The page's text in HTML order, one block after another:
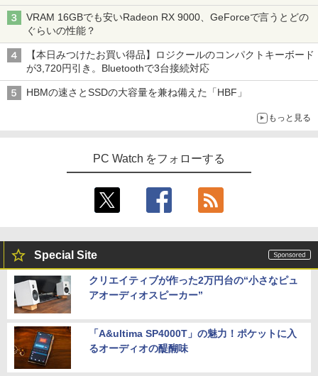
VRAM 16GBでも安いRadeon RX 9000、GeForceで言うとどの
ぐらいの性能？
【本日みつけたお買い得品】ロジクールのコンパクトキーボード
が3,720円引き。Bluetoothで3台接続対応
HBMの速さとSSDの大容量を兼ね備えた「HBF」
もっと見る
PC Watch をフォローする
Special Site
クリエイティブが作った2万円台の“小さなピュ
アオーディオスピーカー”
「A&ultima SP4000T」の魅力！ポケットに入
るオーディオの醍醐味